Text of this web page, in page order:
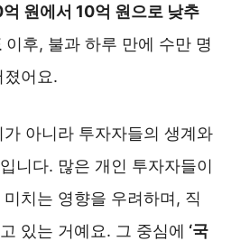
원에서 10억 원으로 낮추
이후, 불과 하루 만에 수만 명
어요.
아니라 투자자들의 생계와
니다. 많은 개인 투자자들이
치는 영향을 우려하며, 직
있는 거예요. 그 중심에 ‘국